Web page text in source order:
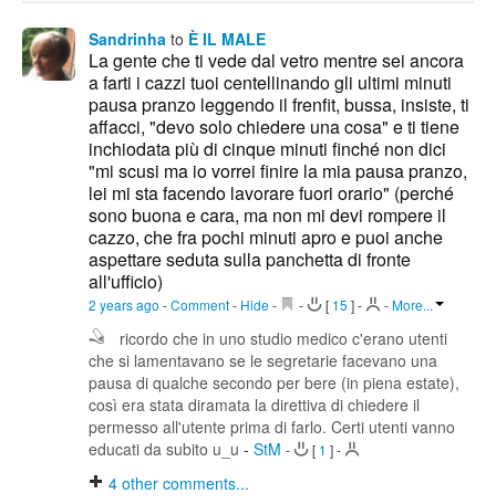
Sandrinha to È IL MALE
La gente che ti vede dal vetro mentre sei ancora
a farti i cazzi tuoi centellinando gli ultimi minuti
pausa pranzo leggendo il frenfit, bussa, insiste, ti
affacci, "devo solo chiedere una cosa" e ti tiene
inchiodata più di cinque minuti finché non dici
"mi scusi ma io vorrei finire la mia pausa pranzo,
lei mi sta facendo lavorare fuori orario" (perché
sono buona e cara, ma non mi devi rompere il
cazzo, che fra pochi minuti apro e puoi anche
aspettare seduta sulla panchetta di fronte
all'ufficio)
2 years ago -Comment- Hide - - [ 15 ]- -More...
ricordo che in uno studio medico c'erano utenti
che si lamentavano se le segretarie facevano una
pausa di qualche secondo per bere (in piena estate),
così era stata diramata la direttiva di chiedere il
permesso all'utente prima di farlo. Certi utenti vanno
educati da subito u_u - StM - [ 1 ]-
4 other comments...